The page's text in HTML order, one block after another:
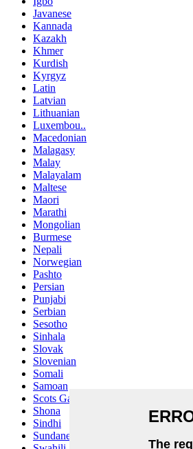
Javanese
Kannada
Kazakh
Khmer
Kurdish
Kyrgyz
Latin
Latvian
Lithuanian
Luxembou..
Macedonian
Malagasy
Malay
Malayalam
Maltese
Maori
Marathi
Mongolian
Burmese
Nepali
Norwegian
Pashto
Persian
Punjabi
Serbian
Sesotho
Sinhala
Slovak
Slovenian
Somali
Samoan
Scots Gaelic
Shona
Sindhi
Sundanese